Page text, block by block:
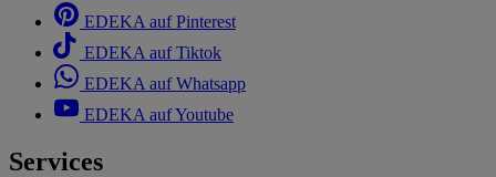
EDEKA auf Pinterest
EDEKA auf Tiktok
EDEKA auf Whatsapp
EDEKA auf Youtube
Services